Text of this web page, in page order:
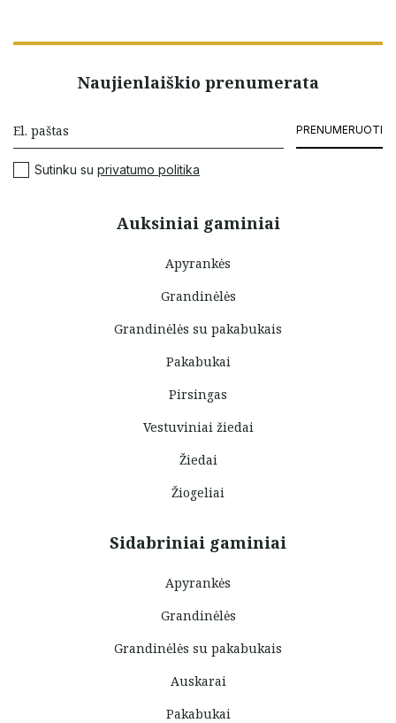
Auksiniai gaminiai
Apyrankės
Grandinėlės
Grandinėlės su pakabukais
Pakabukai
Pirsingas
Vestuviniai žiedai
Žiedai
Žiogeliai
Sidabriniai gaminiai
Apyrankės
Grandinėlės
Grandinėlės su pakabukais
Auskarai
Pakabukai
Naujienlaiškio prenumerata
PRENUMERUOTI
Sutinku su privatumo politika